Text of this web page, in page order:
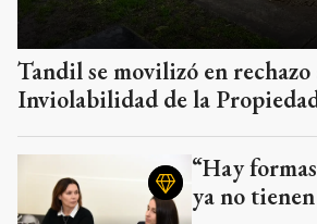
Tandil se movilizó en rechazo
Inviolabilidad de la
“Hay
ya no